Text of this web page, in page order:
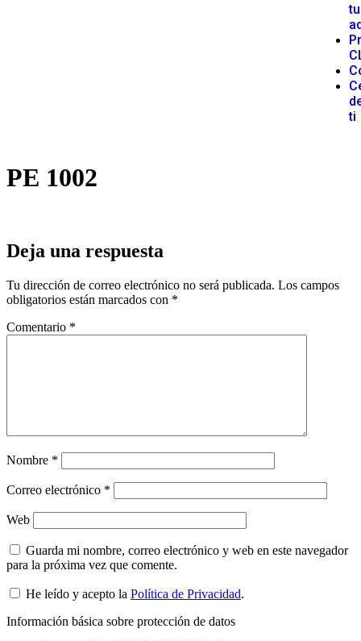
tu
ti
PE 1002
Deja una respuesta
Tu dirección de correo electrónico no será publicada. Los campos
obligatorios están marcados con *
Comentario *
Nombre *
Correo electrónico *
Web
Guarda mi nombre, correo electrónico y web en este navegador
para la próxima vez que comente.
He leído y acepto la Política de Privacidad.
Información básica sobre protección de datos